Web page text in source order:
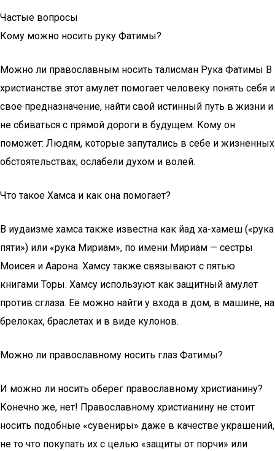
Частые вопросы
Кому можно носить руку Фатимы?
Можно ли православным носить талисман Рука Фатимы В
христианстве этот амулет помогает человеку понять себя и
свое предназначение, найти свой истинный путь в жизни и
не сбиваться с прямой дороги в будущем. Кому он
поможет: Людям, которые запутались в себе и жизненных
обстоятельствах, ослабели духом и волей.
Что такое Хамса и как она помогает?
В иудаизме хамса также известна как йад ха-хамеш («рука
пяти») или «рука Мириам», по имени Мириам — сестры
Моисея и Аарона. Хамсу также связывают с пятью
книгами Торы. Хамсу используют как защитный амулет
против сглаза. Её можно найти у входа в дом, в машине, на
брелоках, браслетах и в виде кулонов.
Можно ли православному носить глаз Фатимы?
И можно ли носить оберег православному христианину?
Конечно же, нет! Православному христианину не стоит
носить подобные «сувениры» даже в качестве украшений,
не то что покупать их с целью «защиты от порчи» или